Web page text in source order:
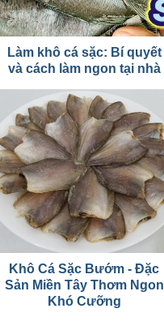
Làm khô cá sặc: Bí quyết
và cách làm ngon tại nhà
Khô Cá Sặc Bướm - Đặc
Sản Miền Tây Thơm Ngon
Khó Cưỡng